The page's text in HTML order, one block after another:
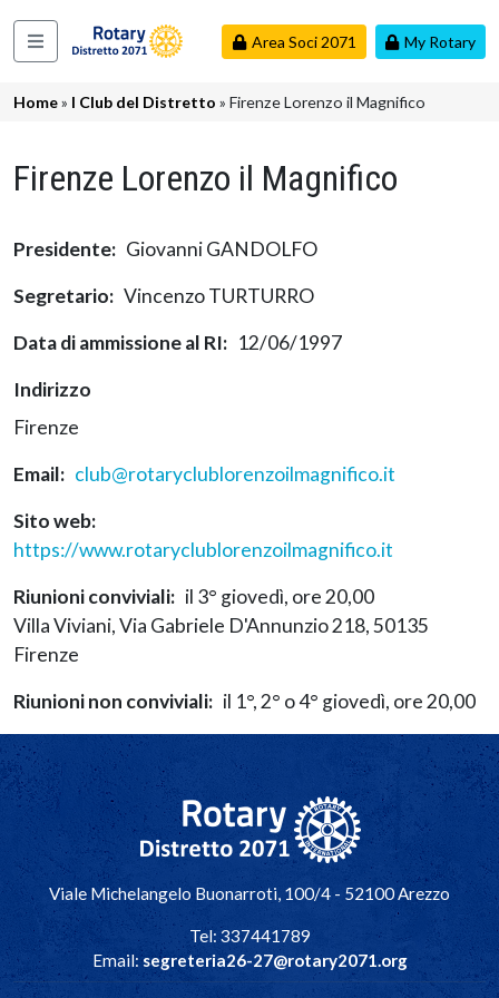
Area Soci 2071 My Rotary
Navigazione principale
Briciole di pane
Home I Club del Distretto Firenze Lorenzo il Magnifico
Firenze Lorenzo il Magnifico
Presidente
Giovanni GANDOLFO
Segretario
Vincenzo TURTURRO
Data di ammissione al RI
12/06/1997
Indirizzo
Firenze
Email
club@rotaryclublorenzoilmagnifico.it
Sito web
https://www.rotaryclublorenzoilmagnifico.it
Riunioni conviviali
il 3° giovedì, ore 20,00
Villa Viviani, Via Gabriele D'Annunzio 218, 50135
Firenze
Riunioni non conviviali
il 1°, 2° o 4° giovedì, ore 20,00
Navigazione principale
Viale Michelangelo Buonarroti, 100/4 - 52100 Arezzo
Tel: 337441789
Email:segreteria26-27@rotary2071.org